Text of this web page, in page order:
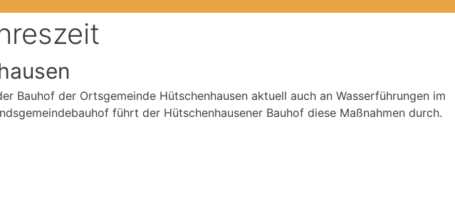
Bauhof der Ortsgemeinde Hütschenhausen aktuell auch an Wasserführungen im
führt der Hütschenhausener Bauhof diese Maßnahmen durch.